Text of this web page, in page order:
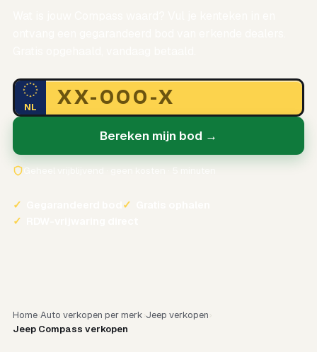
NL
Bereken mijn bod →
✓ ✓
✓
Home Auto verkopen per merk Jeep verkopen
Jeep Compass verkopen